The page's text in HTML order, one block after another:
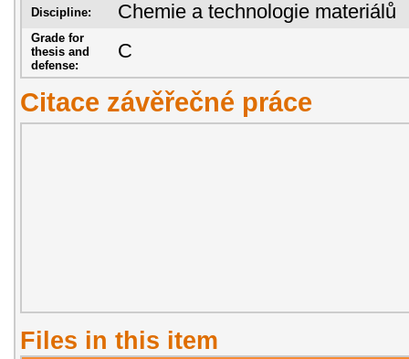
Discipline: Chemie a technologie materiálů
Grade for
thesis and
defense:
C
Citace závěřečné práce
Files in this item